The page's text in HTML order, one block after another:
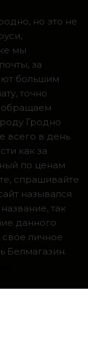
но это не
мы
за
большим
точно
обращаем
Гродно
всего в день
как за
по ценам
спрашивайте
назывался
так
данного
свое личное
Белмагазин.